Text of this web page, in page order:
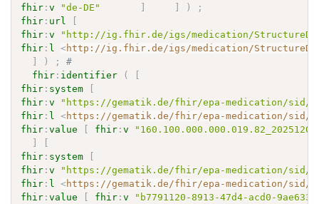
fhir :v "de-DE" )
;
fhir : url
fhir :v
"http://ig.fhir.de/igs/medication/
fhir : l <http://ig.fhir.de/igs/medication/
) ;
#
fhir : identifier (
fhir : system
fhir :v
"https://gematik.de/fhir/epa-medication/
fhir : l <https://gematik.de/fhir/epa-medication/
fhir :value fhir :v
fhir : system
fhir :v
"https://gematik.de/fhir/epa-medication/
fhir : l <https://gematik.de/fhir/epa-medication/
fhir :value fhir :v
"b7791120-8913-47d4-acd0-